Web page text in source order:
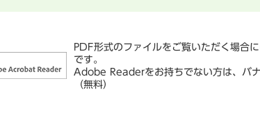
PDF形式のファイルをご覧いただく場
です。
Adobe Readerをお持ちでない方は、バ
（無料）